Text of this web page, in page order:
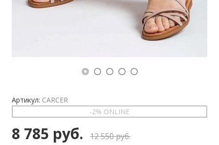
Артикул: CARCER
-2% ONLINE
8 785 руб. 12 550 руб.